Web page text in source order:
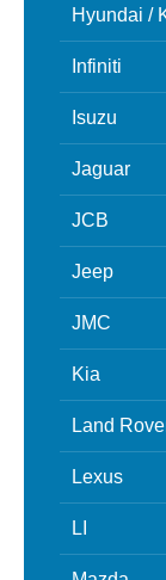
Hyundai /
Infiniti
Isuzu
Jaguar
JCB
Jeep
JMC
Kia
Land
Lexus
LI